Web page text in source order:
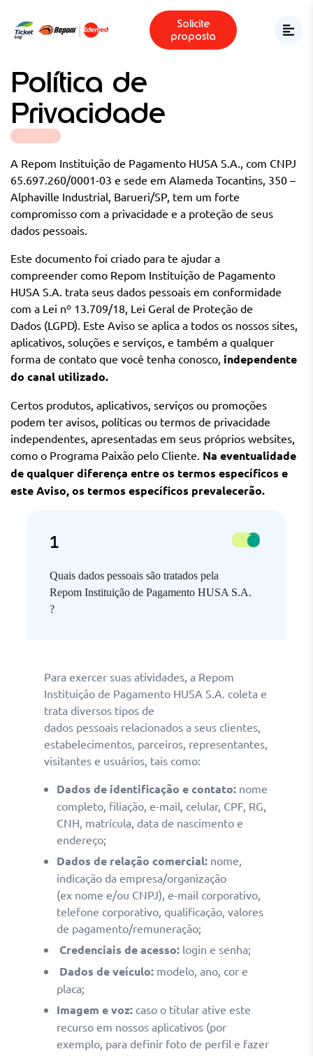
Solicite
proposta
Política de
Privacidade
A Repom Instituição de Pagamento HUSA S.A., com CNPJ
65.697.260/0001-03 e sede em Alameda Tocantins, 350 –
Alphaville Industrial, Barueri/SP, tem um forte
compromisso com a privacidade e a proteção de seus
dados pessoais.
Este documento foi criado para te ajudar a
compreender como Repom Instituição de Pagamento
HUSA S.A. trata seus dados pessoais em conformidade
com a Lei nº 13.709/18, Lei Geral de Proteção de
Dados (LGPD). Este Aviso se aplica a todos os nossos sites,
aplicativos, soluções e serviços, e também a qualquer
forma de contato que você tenha conosco, independente
do canal utilizado.
Certos produtos, aplicativos, serviços ou promoções
podem ter avisos, políticas ou termos de privacidade
independentes, apresentadas em seus próprios websites,
como o Programa Paixão pelo Cliente. Na eventualidade
de qualquer diferença entre os termos específicos e
este Aviso, os termos específicos prevalecerão.
Quais dados pessoais são tratados pela ​
Repom Instituição de Pagamento HUSA S.A.​
?
Para exercer suas atividades, a Repom
Instituição de Pagamento HUSA S.A. coleta e
trata diversos tipos de
dados pessoais relacionados a seus clientes,
estabelecimentos, parceiros, representantes,
visitantes e usuários, tais como:
Dados de identificação e contato: nome
completo, filiação, e-mail, celular, CPF, RG,
CNH, matrícula, data de nascimento e
endereço;
Dados de relação comercial: nome,
indicação da empresa/organização
(ex nome e/ou CNPJ), e-mail corporativo,
telefone corporativo, qualificação, valores
de pagamento/remuneração;
Credenciais de acesso: login e senha;
Dados de veículo: modelo, ano, cor e
placa;
Imagem e voz: caso o titular ative este
recurso em nossos aplicativos (por
exemplo, para definir foto de perfil e fazer